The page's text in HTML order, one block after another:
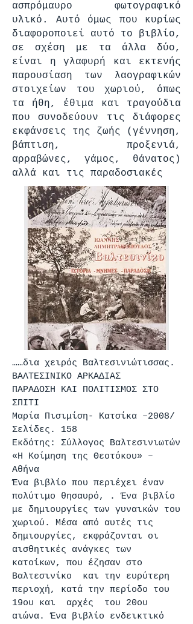
ασπρόμαυρο φωτογραφικό
υλικό. Αυτό όμως που κυρίως
διαφοροποιεί αυτό το βιβλίο,
σε σχέση με τα άλλα δύο,
είναι η γλαφυρή και εκτενής
παρουσίαση των λαογραφικών
στοιχείων του χωριού, όπως
τα ήθη, έθιμα και τραγούδια
που συνοδεύουν τις διάφορες
εκφάνσεις της ζωής (γέννηση,
βάπτιση, προξενιά,
αρραβώνες, γάμος, θάνατος)
αλλά και τις παραδοσιακές
……δια χειρός Βαλτεσινιώτισσας.
ΒΑΛΤΕΣΙΝΙΚΟ ΑΡΚΑΔΙΑΣ
ΠΑΡΑΔΟΣΗ ΚΑΙ ΠΟΛΙΤΙΣΜOΣ ΣΤΟ
ΣΠIΤΙ
Μαρία Πισιμίση- Κατσίκα –2008/
Σελίδες. 158
Εκδότης: Σύλλογος Βαλτεσινιωτών
«Η Κοίμηση της Θεοτόκου» –
Αθήνα
Ένα βιβλίο που περιέχει έναν
πολύτιμο θησαυρό, . Ένα βιβλίο
με δημιουργίες των γυναικών του
χωριού. Μέσα από αυτές τις
δημιουργίες, εκφράζονται οι
αισθητικές ανάγκες των
κατοίκων, που έζησαν στο
Βαλτεσινίκο και την ευρύτερη
περιοχή, κατά την περίοδο του
19ου και αρχές του 20ου
αιώνα. Ένα βιβλίο ενδεικτικό